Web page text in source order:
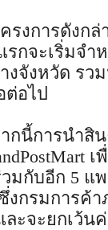
รงการดังกล่
รกจะเริ่มจ
งจังหวัด รว
ต่อไป
กนี้การนำสิ
มกับอีก 5 แพ
ซึ่งกรมการค้
ะจะยกเว้น